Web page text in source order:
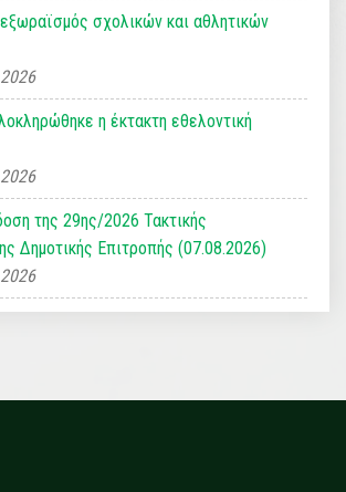
σχολικών και αθλητικών
η έκτακτη εθελοντική
της 29ης/2026 Τακτικής
Δημοτικής Επιτροπής (07.08.2026)